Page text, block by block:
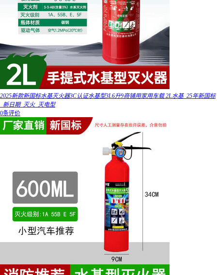
2025新款新国标水基灭火器3C认证水基型3L6升9商铺用家用车载 2L水基_25年新国标
_新日期_灭火_灭电型
0条评价